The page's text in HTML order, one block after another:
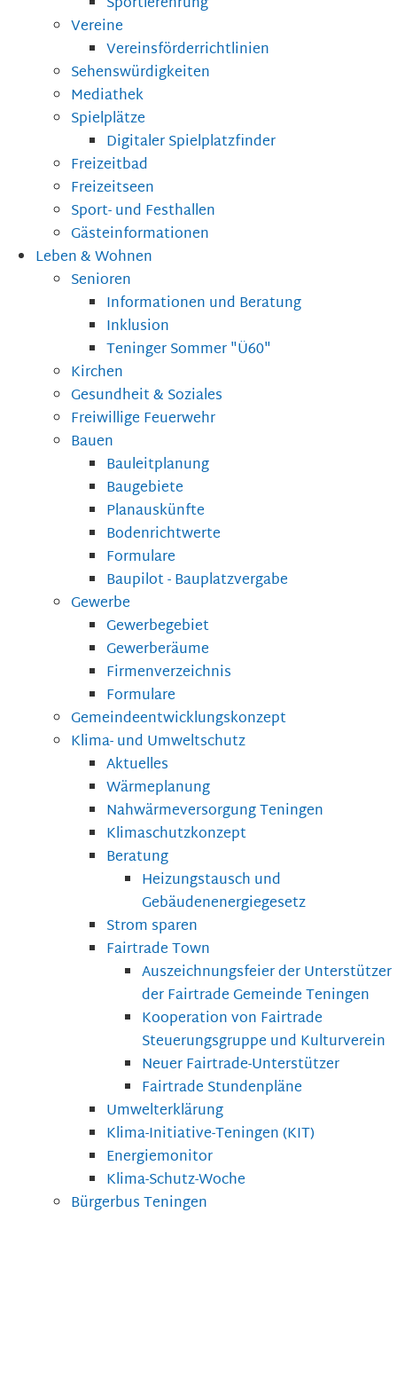
Vereine
Vereinsförderrichtlinien
Sehenswürdigkeiten
Mediathek
Spielplätze
Digitaler Spielplatzfinder
Freizeitbad
Freizeitseen
Sport- und Festhallen
Gästeinformationen
Leben & Wohnen
Senioren
Informationen und Beratung
Inklusion
Teninger Sommer "Ü60"
Kirchen
Gesundheit & Soziales
Freiwillige Feuerwehr
Bauen
Bauleitplanung
Baugebiete
Planauskünfte
Bodenrichtwerte
Formulare
Baupilot - Bauplatzvergabe
Gewerbe
Gewerbegebiet
Gewerberäume
Firmenverzeichnis
Formulare
Gemeindeentwicklungskonzept
Klima- und Umweltschutz
Aktuelles
Wärmeplanung
Nahwärmeversorgung Teningen
Klimaschutzkonzept
Beratung
Heizungstausch und
Gebäudenenergiegesetz
Strom sparen
Fairtrade Town
Auszeichnungsfeier der Unterstützer
der Fairtrade Gemeinde Teningen
Kooperation von Fairtrade
Steuerungsgruppe und Kulturverein
Neuer Fairtrade-Unterstützer
Fairtrade Stundenpläne
Umwelterklärung
Klima-Initiative-Teningen (KIT)
Energiemonitor
Klima-Schutz-Woche
Bürgerbus Teningen